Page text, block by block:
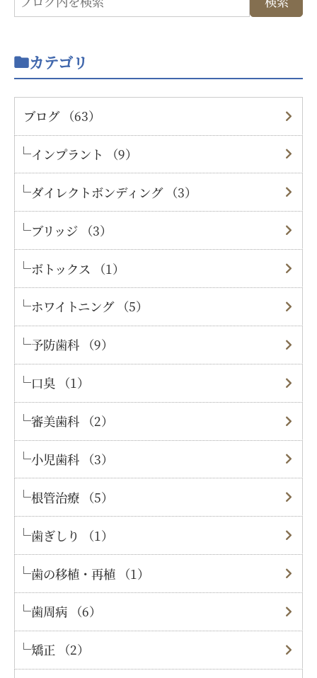
カテゴリ
ブログ （63）
インプラント （9）
ダイレクトボンディング （3）
ブリッジ （3）
ボトックス （1）
ホワイトニング （5）
予防歯科 （9）
口臭 （1）
審美歯科 （2）
小児歯科 （3）
根管治療 （5）
歯ぎしり （1）
歯の移植・再植 （1）
歯周病 （6）
矯正 （2）